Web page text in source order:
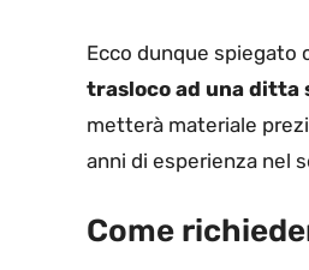
Ecco dunque spiegato
trasloco ad una ditta
metterà materiale
anni di esperienza nel
Come